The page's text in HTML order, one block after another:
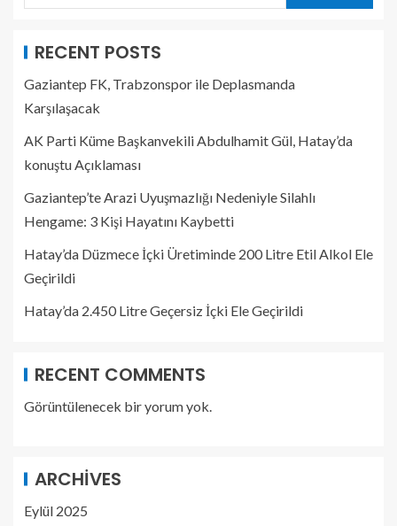
RECENT POSTS
Gaziantep FK, Trabzonspor ile Deplasmanda
Karşılaşacak
AK Parti Küme Başkanvekili Abdulhamit Gül, Hatay’da
konuştu Açıklaması
Gaziantep’te Arazi Uyuşmazlığı Nedeniyle Silahlı
Hengame: 3 Kişi Hayatını Kaybetti
Hatay’da Düzmece İçki Üretiminde 200 Litre Etil Alkol Ele
Geçirildi
Hatay’da 2.450 Litre Geçersiz İçki Ele Geçirildi
RECENT COMMENTS
Görüntülenecek bir yorum yok.
ARCHIVES
Eylül 2025